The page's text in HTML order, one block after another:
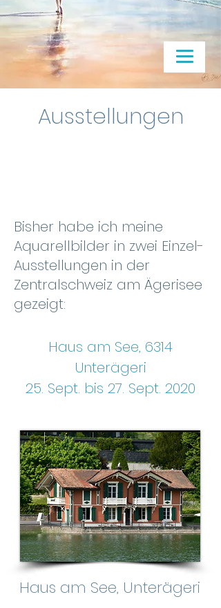
Ausstellungen
Bisher habe ich meine
Aquarellbilder in zwei Einzel-
Ausstellungen in der
Zentralschweiz am Ägerisee
gezeigt:
Haus am See, 6314
Unterägeri
25. Sept. bis 27. Sept. 2020
Haus am See, Unterägeri